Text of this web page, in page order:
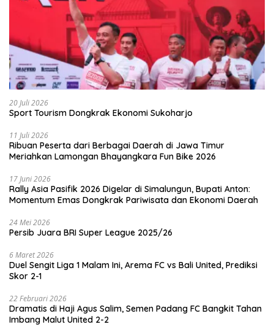
20 Juli 2026
Sport Tourism Dongkrak Ekonomi Sukoharjo
11 Juli 2026
Ribuan Peserta dari Berbagai Daerah di Jawa Timur
Meriahkan Lamongan Bhayangkara Fun Bike 2026
17 Juni 2026
Rally Asia Pasifik 2026 Digelar di Simalungun, Bupati Anton:
Momentum Emas Dongkrak Pariwisata dan Ekonomi Daerah
24 Mei 2026
Persib Juara BRI Super League 2025/26
6 Maret 2026
Duel Sengit Liga 1 Malam Ini, Arema FC vs Bali United, Prediksi
Skor 2-1
22 Februari 2026
Dramatis di Haji Agus Salim, Semen Padang FC Bangkit Tahan
Imbang Malut United 2-2